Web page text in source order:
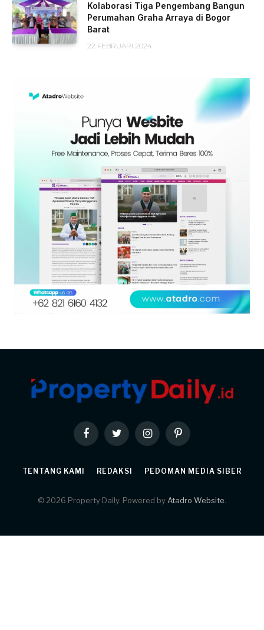
Kolaborasi Tiga Pengembang Bangun
Perumahan Graha Arraya di Bogor
Barat
22 FEBRUARI 2024
FacebookTwitter InstagramPinterest
TENTANG KAMI REDAKSI PEDOMAN MEDIA SIBER
© 2026 Property Daily. Powered byAtadro Website.